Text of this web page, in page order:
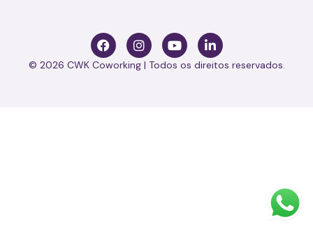
© 2026 CWK Coworking | Todos os direitos reservados.